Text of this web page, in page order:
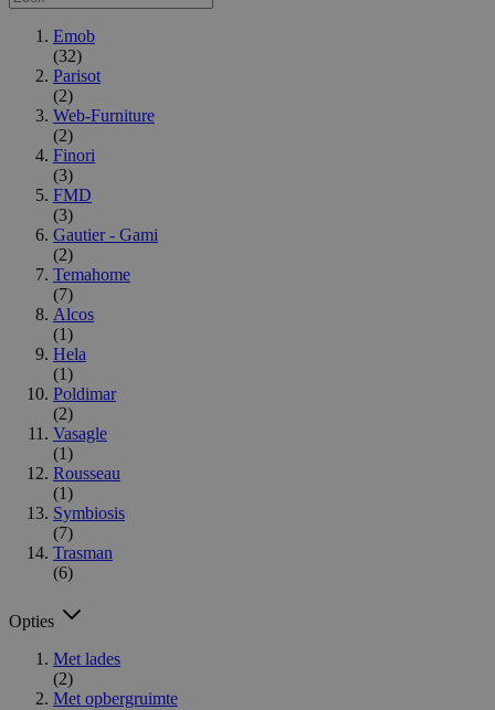
Emob
(32)
Parisot
(2)
Web-Furniture
(2)
Finori
(3)
FMD
(3)
Gautier - Gami
(2)
Temahome
(7)
Alcos
(1)
Hela
(1)
Poldimar
(2)
Vasagle
(1)
Rousseau
(1)
Symbiosis
(7)
Trasman
(6)
Opties
Met lades
(2)
Met opbergruimte